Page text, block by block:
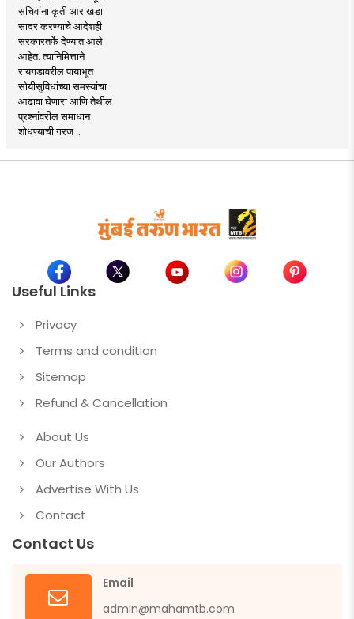
सचिवांना कृती आराखडा
सादर करण्याचे आदेशही
सरकारतर्फे देण्यात आले
आहेत. त्यानिमित्ताने
रायगडावरील पायाभूत
सोयीसुविधांच्या समस्यांचा
आढावा घेणारा आणि तेथील
प्रश्नांवरील समाधान
शोधण्याची गरज ..
Useful Links
Privacy
Terms and condition
Sitemap
Refund & Cancellation
About Us
Our Authors
Advertise With Us
Contact
Contact Us
Email
admin@mahamtb.com